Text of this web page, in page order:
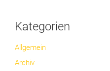
Kategorien
Allgemein
Archiv